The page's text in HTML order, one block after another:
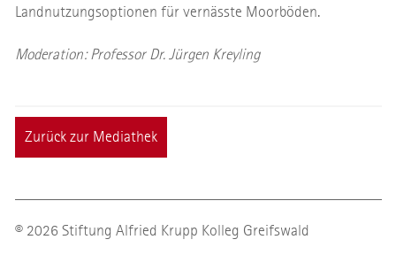
Landnutzungsoptionen für vernässte Moorböden.
Moderation: Professor Dr. Jürgen Kreyling
Zurück zur Mediathek
© 2026 Stiftung Alfried Krupp Kolleg Greifswald